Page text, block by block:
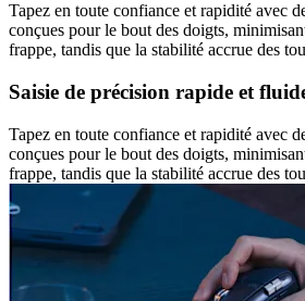
Tapez en toute confiance et rapidité avec
conçues pour le bout des doigts,
frappe, tandis que la stabilité accrue des
Saisie de précision rapide et
Tapez en toute confiance et rapidité avec
conçues pour le bout des doigts,
frappe, tandis que la stabilité accrue des